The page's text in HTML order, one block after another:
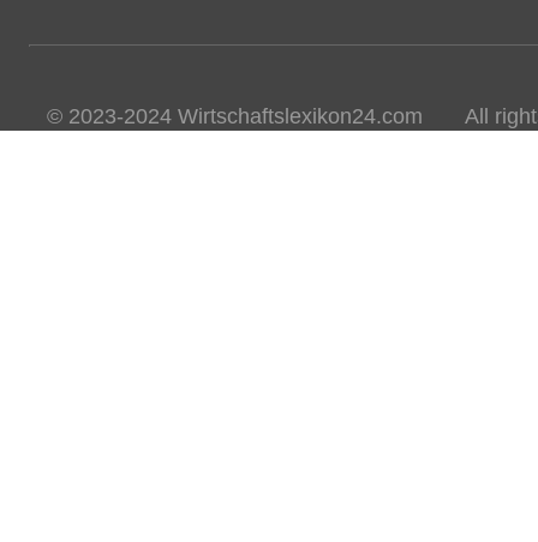
© 2023-2024 Wirtschaftslexikon24.com All